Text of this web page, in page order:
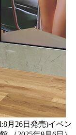
月26日発売)イベン